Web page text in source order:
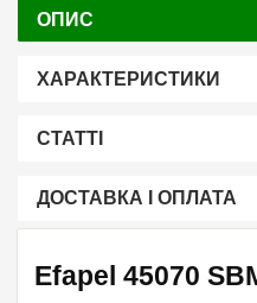
ОПИС
ХАРАКТЕРИСТИКИ
СТАТТІ
ДОСТАВКА І ОПЛАТА
Efapel 45070